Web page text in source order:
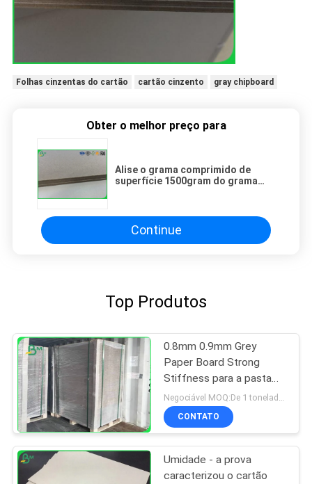
Folhas cinzentas do cartão cartão cinzento gray chipboard
Obter o melhor preço para
Alise o grama comprimido de
superfície 1500gram do grama
Continue
Top Produtos
0.8mm 0.9mm Grey
Paper Board Strong
Stiffness para a pasta
de arquivos
CONTATO
Umidade - a prova
caracterizou o cartão